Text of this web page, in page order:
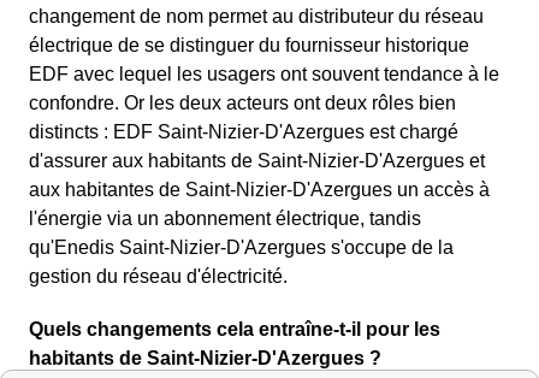
changement de nom permet au distributeur du réseau
électrique de se distinguer du fournisseur historique
EDF avec lequel les usagers ont souvent tendance à le
confondre. Or les deux acteurs ont deux rôles bien
distincts : EDF Saint-Nizier-D'Azergues est chargé
d'assurer aux habitants de Saint-Nizier-D'Azergues et
aux habitantes de Saint-Nizier-D'Azergues un accès à
l'énergie via un abonnement électrique, tandis
qu'Enedis Saint-Nizier-D'Azergues s'occupe de la
gestion du réseau d'électricité.
Quels changements cela entraîne-t-il pour les
habitants de Saint-Nizier-D'Azergues ?